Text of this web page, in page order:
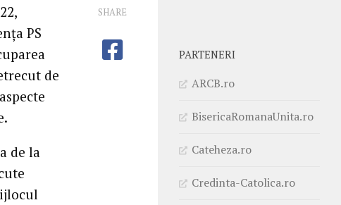
PS
de
de la
SHARE
PARTENERI
ARCB.ro
BisericaRomanaUnita.ro
Cateheza.ro
Credinta-Catolica.ro